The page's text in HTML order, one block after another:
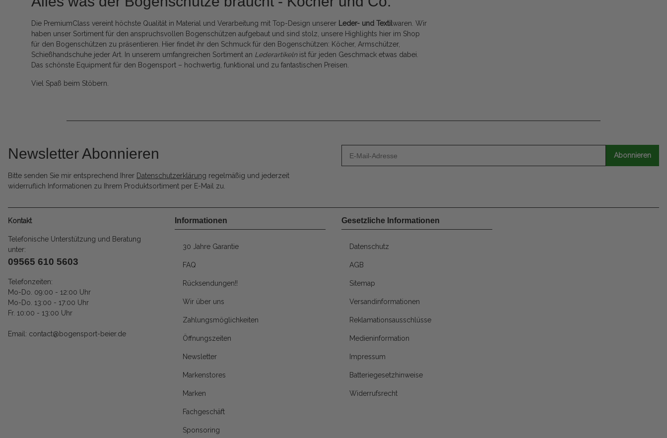
Die PremiumClass vereint höchste Qualität in Material und Verarbeitung mit Top-Design unserer Leder- und Textilwaren. Wir
haben unser Sortiment für den anspruchsvollen Bogenschützen aufgebaut und sind stolz, unsere Highlights hier im Shop
für den Bogenschützen zu präsentieren. Hier findet ihr den Schmuck für den Bogenschützen: Köcher, Armschützer,
Schießhandschuhe jeder Art. In unserem umfangreichen Sortiment an Lederartikeln ist für jeden Geschmack etwas dabei.
Das schönste Equipment für den Bogensport – hochwertig, funktional und zu fantastischen Preisen.
Viel Spaß beim Stöbern.
Newsletter Abonnieren
Bitte senden Sie mir entsprechend Ihrer Datenschutzerklärung regelmäßig und jederzeit
widerruflich Informationen zu Ihrem Produktsortiment per E-Mail zu.
Abonnieren
Kontakt
Telefonische Unterstützung und Beratung
unter:
09565 610 5603
Telefonzeiten:
Mo-Do. 09:00 - 12:00 Uhr
Mo-Do. 13:00 - 17:00 Uhr
Fr. 10:00 - 13:00 Uhr
Email: contact@bogensport-beier.de
Informationen
30 Jahre Garantie
FAQ
Rücksendungen!!
Wir über uns
Zahlungsmöglichkeiten
Öffnungszeiten
Newsletter
Markenstores
Marken
Fachgeschäft
Sponsoring
Gesetzliche Informationen
Datenschutz
AGB
Sitemap
Versandinformationen
Reklamationsausschlüsse
Medieninformation
Impressum
Batteriegesetzhinweise
Widerrufsrecht